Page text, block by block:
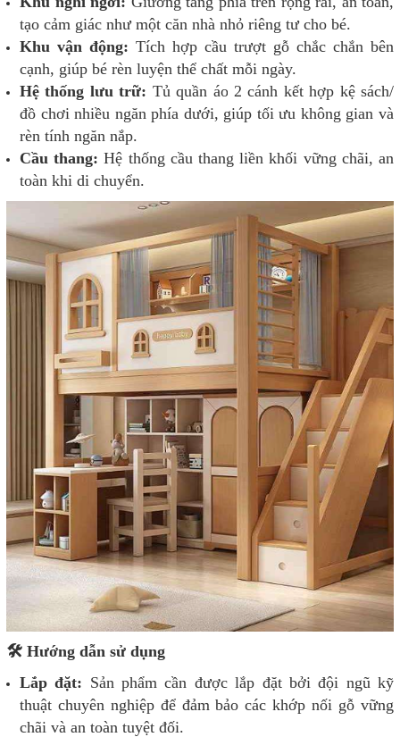
tạo cảm giác như một căn nhà nhỏ riêng tư cho bé.
Khu vận động: Tích hợp cầu trượt gỗ chắc chắn bên
cạnh, giúp bé rèn luyện thể chất mỗi ngày.
Hệ thống lưu trữ: Tủ quần áo 2 cánh kết hợp kệ sách/
đồ chơi nhiều ngăn phía dưới, giúp tối ưu không gian và
rèn tính ngăn nắp.
Cầu thang: Hệ thống cầu thang liền khối vững chãi, an
toàn khi di chuyển.
🛠️ Hướng dẫn sử dụng
Lắp đặt: Sản phẩm cần được lắp đặt bởi đội ngũ kỹ
thuật chuyên nghiệp để đảm bảo các khớp nối gỗ vững
chãi và an toàn tuyệt đối.